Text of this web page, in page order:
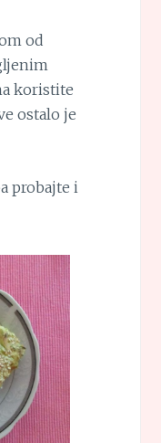
od
koristite
ostalo je
probajte i